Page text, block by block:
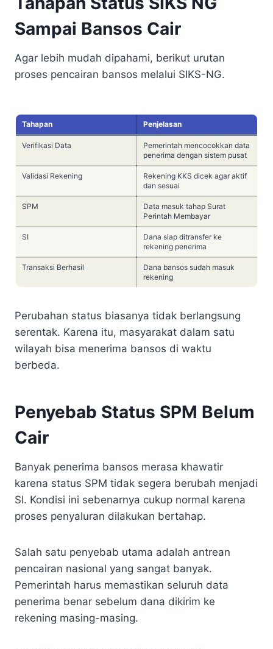
Sampai Bansos Cair
Agar lebih mudah dipahami, berikut urutan
proses pencairan bansos melalui SIKS-NG.
Tahapan Penjelasan
Verifikasi Data
Pemerintah mencocokkan data
penerima dengan sistem pusat
Validasi Rekening
Rekening KKS dicek agar aktif
dan sesuai
SPM
Data masuk tahap Surat
Perintah Membayar
SI
Dana siap ditransfer ke
rekening penerima
Transaksi Berhasil
Dana bansos sudah masuk
rekening
Perubahan status biasanya tidak berlangsung
serentak. Karena itu, masyarakat dalam satu
wilayah bisa menerima bansos di waktu
berbeda.
Penyebab Status SPM Belum
Cair
Banyak penerima bansos merasa khawatir
karena status SPM tidak segera berubah menjadi
SI. Kondisi ini sebenarnya cukup normal karena
proses penyaluran dilakukan bertahap.
Salah satu penyebab utama adalah antrean
pencairan nasional yang sangat banyak.
Pemerintah harus memastikan seluruh data
penerima benar sebelum dana dikirim ke
rekening masing-masing.